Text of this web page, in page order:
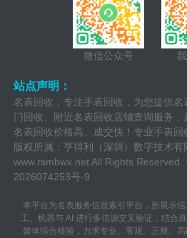
微信公众号
站点声明：
名表回收，专注手表回收，为您提供
门回收、附近名表回收店铺查询服务，
名表回收价格高、成交快！专业手表回
版权所属：亨得利（深圳）数字技术
www.rsmbwx.netAll Rights Reserved.
2026074253号-9
本平台为名表服务信息索引平台，所展示
工、机器与 AI 进行多信源交叉验证，结合
媒体综合核验，力求专业、客观、正规、